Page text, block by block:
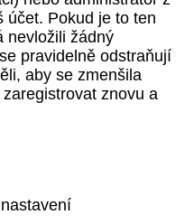
účet. Pokud je to ten
nevložili žádný
pravidelně odstraňují
aby se zmenšila
znovu a